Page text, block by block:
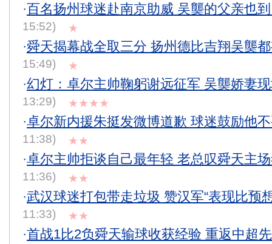
·百名扬州球迷赴南京助威 吴龑的父亲也
15:52)
★
·舜天揭幕战全取三分 扬州德比吉翔吴龑
15:49)
★
·幻灯：卓尔主帅鞠躬谢远征军 吴龑娇妻
13:29)
★★★★
·卓尔新内援朱挺发微博道歉 球迷鼓励他
11:38)
★★
·卓尔主帅拒谈自己最年轻 老总叹舜天主
11:36)
★★
·武汉球迷打包带走垃圾 赞汉军“表现比预
11:33)
★★
·首战1比2负舜天输球收获经验 重返中超